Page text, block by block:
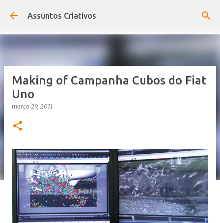
Pular para o conteúdo principal
Assuntos Criativos
Making of Campanha Cubos do Fiat
Uno
março 29, 2011